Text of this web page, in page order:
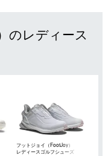
のレディース
フットジョイ（FootJoy）
レディースゴルフシューズ